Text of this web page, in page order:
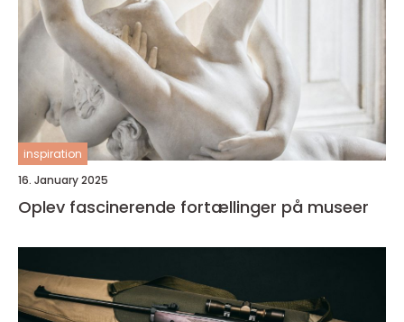
inspiration
16. January 2025
Oplev fascinerende fortællinger på museer